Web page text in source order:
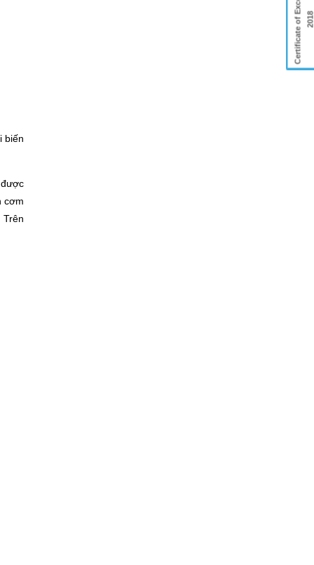
biến
cơm
Certificate of Excellence 2018